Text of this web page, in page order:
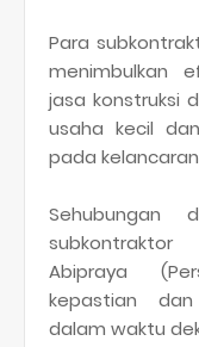
Para
menimbulkan
jasa konstruksi
usaha kecil
pada
Sehubungan
Abipraya
kepastian dan
dalam waktu